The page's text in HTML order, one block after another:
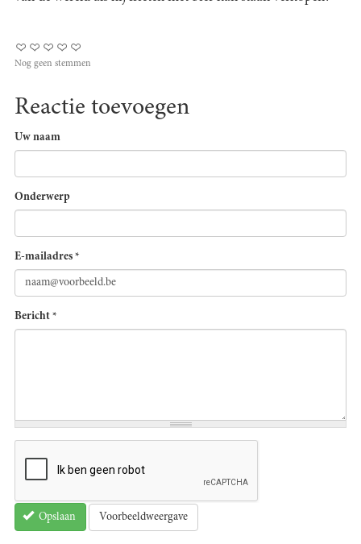
Nog geen stemmen
Reactie toevoegen
Uw naam
Onderwerp
E-mailadres *
Bericht *
Opslaan Voorbeeldweergave